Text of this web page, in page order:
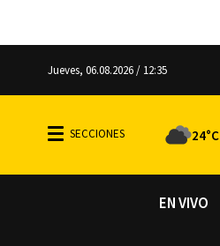
Jueves, 06.08.2026 / 12:35
24°C
EN VIVO